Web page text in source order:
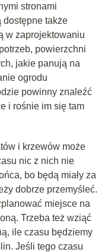
stronami
dostępne także
w zaprojektowaniu
powierzchni
jakie panują na
ogrodu
powinny znaleźć
i rośnie im się tam
i krzewów może
nic z nich nie
bo będą miały za
dobrze przemyśleć.
miejsce na
Trzeba też wziąć
ile czasu będziemy
Jeśli tego czasu